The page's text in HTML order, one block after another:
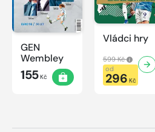
GEN
Wembley
155Kč
Vládci hry
599 Kč
od
296 Kč